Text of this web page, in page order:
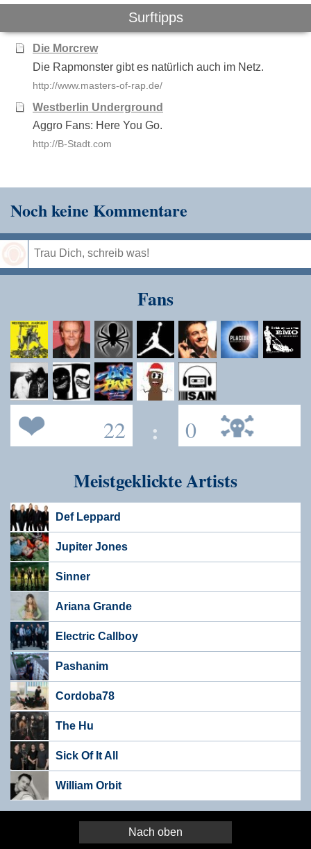
Surftipps
Die Morcrew
Die Rapmonster gibt es natürlich auch im Netz.
http://www.masters-of-rap.de/
Westberlin Underground
Aggro Fans: Here You Go.
http://B-Stadt.com
Noch keine Kommentare
Fans
22 : 0
Meistgeklickte Artists
Def Leppard
Jupiter Jones
Sinner
Ariana Grande
Electric Callboy
Pashanim
Cordoba78
The Hu
Sick Of It All
William Orbit
Nach oben